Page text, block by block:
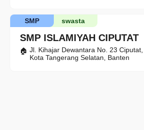
SMP ISLAMIYAH CIPUTAT
swasta
SMP
Jl. Kihajar Dewantara No. 23
Kota Tangerang Selatan, Banten